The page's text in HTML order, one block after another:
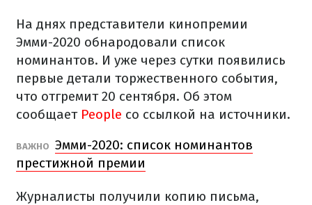
На днях представители кинопремии
Эмми-2020 обнародовали список
номинантов. И уже через сутки появились
первые детали торжественного события,
что отгремит 20 сентября. Об этом
сообщает People со ссылкой на источники.
ВАЖНО Эмми-2020: список номинантов
престижной премии
Журналисты получили копию письма,